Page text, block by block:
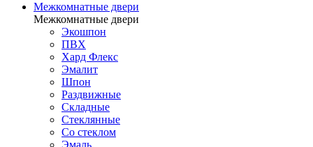
Межкомнатные двери
Межкомнатные двери
Экошпон
ПВХ
Хард Флекс
Эмалит
Шпон
Раздвижные
Складные
Стеклянные
Со стеклом
Эмаль